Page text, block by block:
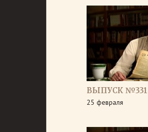
ВЫПУСК №331
25 февраля